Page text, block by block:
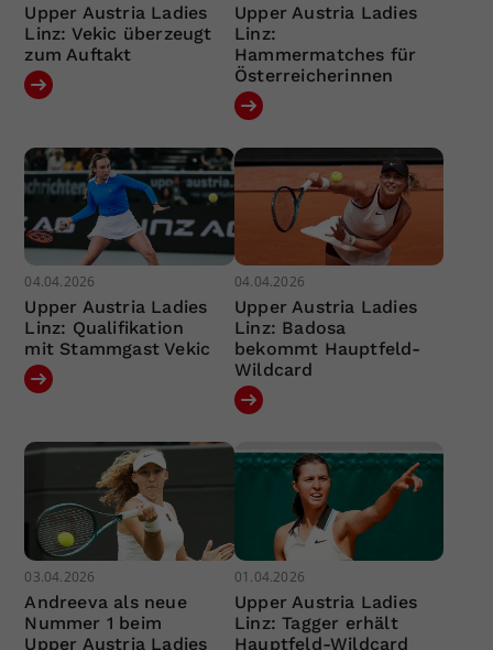
Upper Austria Ladies
Linz: Vekic überzeugt
zum Auftakt
Upper Austria Ladies
Linz:
Hammermatches für
Österreicherinnen
04.04.2026
Upper Austria Ladies
Linz: Qualifikation
mit Stammgast Vekic
04.04.2026
Upper Austria Ladies
Linz: Badosa
bekommt Hauptfeld-
Wildcard
03.04.2026
Andreeva als neue
Nummer 1 beim
Upper Austria Ladies
01.04.2026
Upper Austria Ladies
Linz: Tagger erhält
Hauptfeld-Wildcard